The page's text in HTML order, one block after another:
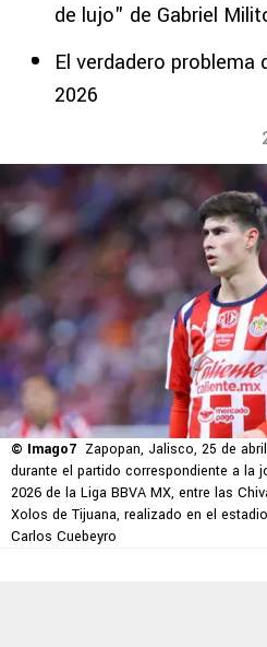
de lujo" de Gabriel
El verdadero problema
2026
© Imago7 Zapopan, Jalisco, 25 de
durante el partido correspondiente a la
2026 de la Liga BBVA MX, entre las
Xolos de Tijuana, realizado en el
Carlos Cuebeyro